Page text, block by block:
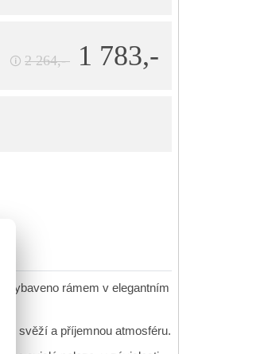
🛈 2 264,- 1 783,-
vybaveno rámem v elegantním
svěží a příjemnou atmosféru.